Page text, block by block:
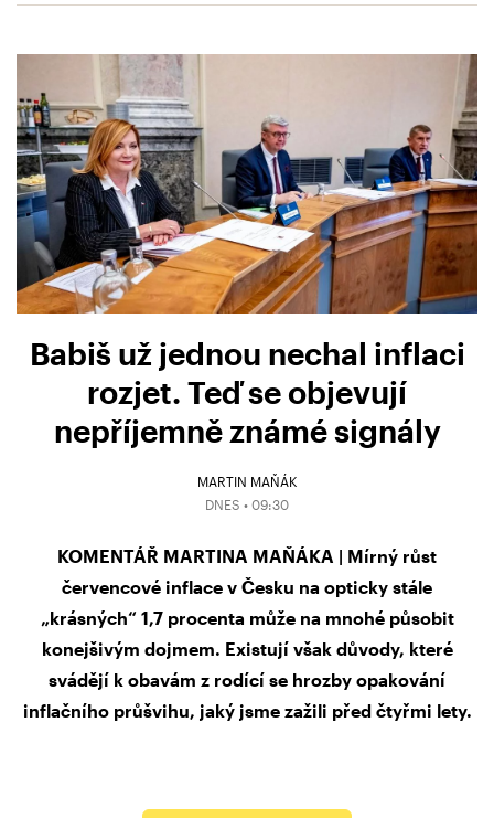
Babiš už jednou nechal inflaci
rozjet. Teď se objevují
nepříjemně známé signály
MARTIN MAŇÁK
DNES • 09:30
KOMENTÁŘ MARTINA MAŇÁKA | Mírný růst
červencové inflace v Česku na opticky stále
„krásných“ 1,7 procenta může na mnohé působit
konejšivým dojmem. Existují však důvody, které
svádějí k obavám z rodící se hrozby opakování
inflačního průšvihu, jaký jsme zažili před čtyřmi lety.